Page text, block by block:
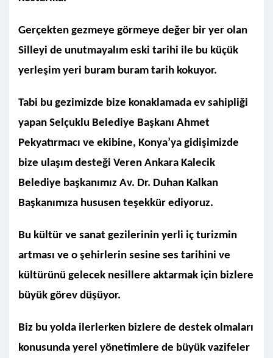
Gerçekten gezmeye görmeye değer bir yer olan
Silleyi de unutmayalım eski tarihi ile bu küçük
yerleşim yeri buram buram tarih kokuyor.
Tabi bu gezimizde bize konaklamada ev sahipliği
yapan Selçuklu Belediye Başkanı Ahmet
Pekyatırmacı ve ekibine, Konya’ya gidişimizde
bize ulaşım desteği Veren Ankara Kalecik
Belediye başkanımız Av. Dr. Duhan Kalkan
Başkanımıza hususen teşekkür ediyoruz.
Bu kültür ve sanat gezilerinin yerli iç turizmin
artması ve o şehirlerin sesine ses tarihini ve
kültürünü gelecek nesillere aktarmak için bizlere
büyük görev düşüyor.
Biz bu yolda ilerlerken bizlere de destek olmaları
konusunda yerel yönetimlere de büyük vazifeler